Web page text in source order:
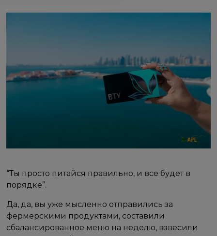
“Ты просто питайся правильно, и все будет в
порядке”.
Да, да, вы уже мысленно отправились за
фермерскими продуктами, составили
сбалансированное меню на неделю, взвесили